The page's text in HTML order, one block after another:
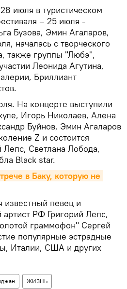
июля в туристическом
– 25 июля -
Бузова, Эмин Агаларов,
началась с творческого
также группы "Любэ",
Леонида Агутина,
Бриллиант
На концерте выступили
Игорь Николаев, Алена
Буйнов, Эмин Агаларов
Z и состоится
Лепс, Светлана Лобода,
Black star.
в Баку, которую не
известный певец и
РФ Григорий Лепс,
граммофон" Сергей
популярные эстрадные
Италии, США и других
ЖИЗНЬ